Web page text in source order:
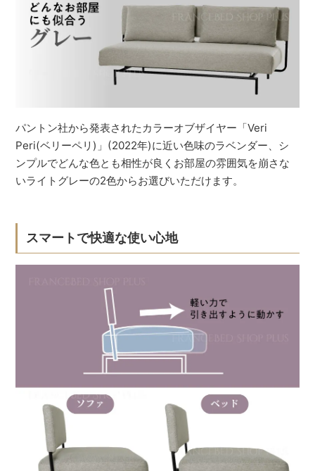
パントン社から発表されたカラーオブザイヤー「Veri
Peri(ベリーペリ)」(2022年)に近い色味のラベンダー、シ
ンプルでどんな色とも相性が良くお部屋の雰囲気を崩さな
いライトグレーの2色からお選びいただけます。
スマートで快適な使い心地